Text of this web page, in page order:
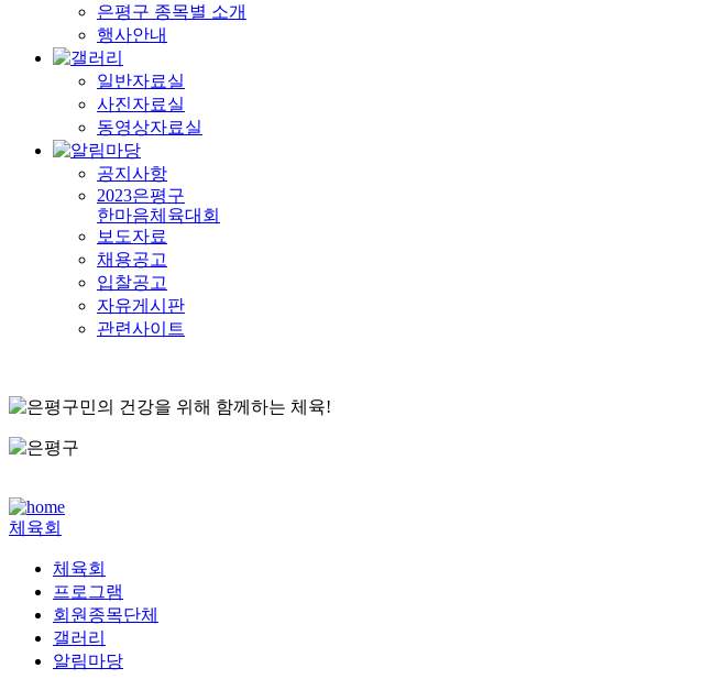
은평구 종목별 소개
행사안내
일반자료실
사진자료실
동영상자료실
공지사항
2023은평구
한마음체육대회
보도자료
채용공고
입찰공고
자유게시판
관련사이트
체육회
체육회
프로그램
회원종목단체
갤러리
알림마당